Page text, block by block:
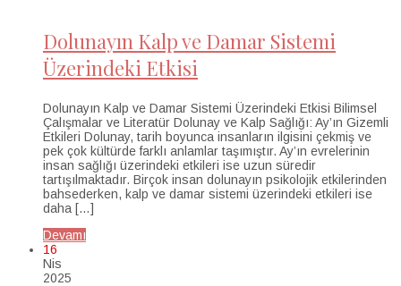
Dolunayın Kalp ve Damar Sistemi
Üzerindeki Etkisi
Dolunayın Kalp ve Damar Sistemi Üzerindeki Etkisi Bilimsel
Çalışmalar ve Literatür Dolunay ve Kalp Sağlığı: Ay’ın Gizemli
Etkileri Dolunay, tarih boyunca insanların ilgisini çekmiş ve
pek çok kültürde farklı anlamlar taşımıştır. Ay’ın evrelerinin
insan sağlığı üzerindeki etkileri ise uzun süredir
tartışılmaktadır. Birçok insan dolunayın psikolojik etkilerinden
bahsederken, kalp ve damar sistemi üzerindeki etkileri ise
daha […]
Devamı
16
Nis
2025